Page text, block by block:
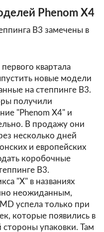
Phenom X4
B3 замечены в
квартала
новые модели
на степпинге B3.
получили
"Phenom X4" и
В продажу они
несколько дней
и европейских
коробочные
B3.
"X" в названиях
неожиданным,
успела только при
которые появились в
стороны упаковки. Там